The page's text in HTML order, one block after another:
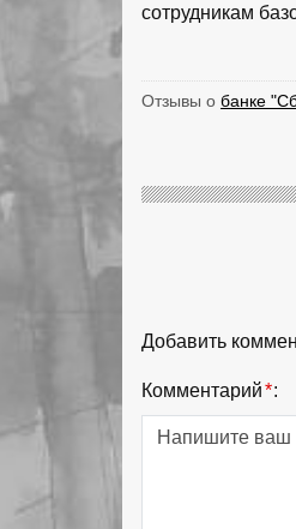
сотрудникам
Отзывы о банке
Добавить
Комментарий*: